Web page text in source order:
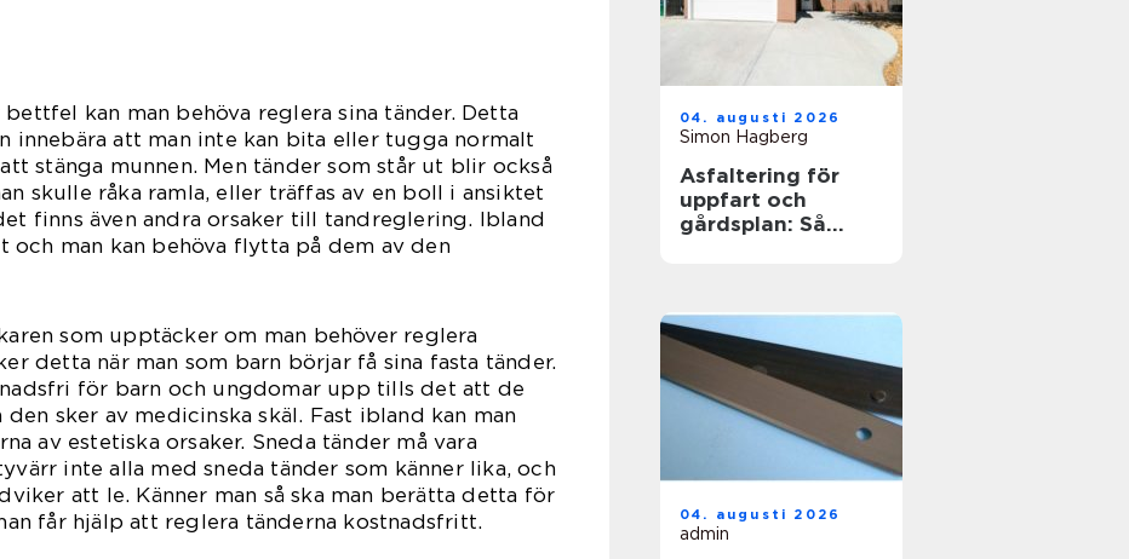
kan man behöva reglera sina tänder. Detta
innebära att man inte kan bita eller tugga normalt
stänga munnen. Men tänder som står ut blir också
skulle råka ramla, eller träffas av en boll i ansiktet
finns även andra orsaker till tandreglering. Ibland
man kan behöva flytta på dem av den
som upptäcker om man behöver reglera
detta när man som barn börjar få sina fasta tänder.
för barn och ungdomar upp tills det att de
sker av medicinska skäl. Fast ibland kan man
av estetiska orsaker. Sneda tänder må vara
inte alla med sneda tänder som känner lika, och
att le. Känner man så ska man berätta detta för
får hjälp att reglera tänderna kostnadsfritt.
04. augusti 2026
Simon Hagberg
Asfaltering för
uppfart och
gårdsplan: Så
04. augusti 2026
admin